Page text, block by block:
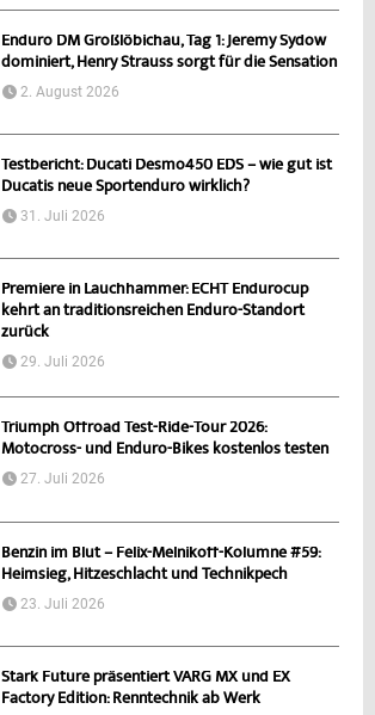
Enduro DM Großlöbichau, Tag 1: Jeremy Sydow
dominiert, Henry Strauss sorgt für die Sensation
2. August 2026
Testbericht: Ducati Desmo450 EDS – wie gut ist
Ducatis neue Sportenduro wirklich?
31. Juli 2026
Premiere in Lauchhammer: ECHT Endurocup
kehrt an traditionsreichen Enduro-Standort
zurück
29. Juli 2026
Triumph Offroad Test-Ride-Tour 2026:
Motocross- und Enduro-Bikes kostenlos testen
27. Juli 2026
Benzin im Blut – Felix-Melnikoff-Kolumne #59:
Heimsieg, Hitzeschlacht und Technikpech
23. Juli 2026
Stark Future präsentiert VARG MX und EX
Factory Edition: Renntechnik ab Werk